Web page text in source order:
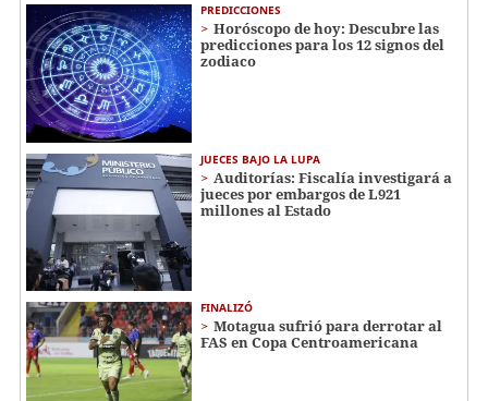
PREDICCIONES
Horóscopo de hoy: Descubre las
predicciones para los 12 signos del
zodiaco
JUECES BAJO LA LUPA
Auditorías: Fiscalía investigará a
jueces por embargos de L921
millones al Estado
FINALIZÓ
Motagua sufrió para derrotar al
FAS en Copa Centroamericana